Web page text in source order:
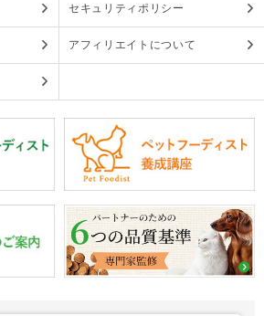
セキュリティポリシー
アフィリエイトについて